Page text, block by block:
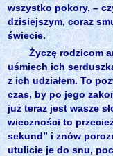
wszystko pokory, –
dzisiejszym, coraz
świecie.
Życzę rodzicom
uśmiech ich
z ich udziałem. To
czas, by po jego
już teraz jest wasze
wieczności to
sekund” i znów
utulicie je do snu,